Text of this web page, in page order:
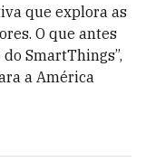
que explora as
O que antes
SmartThings”,
a América